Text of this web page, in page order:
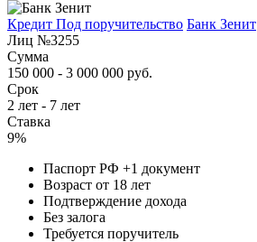
Кредит Под поручительство Банк Зенит
Лиц №3255
Сумма
150 000 - 3 000 000 руб.
Срок
2 лет - 7 лет
Ставка
9%
Паспорт РФ +1 документ
Возраст от 18 лет
Подтверждение дохода
Без залога
Требуется поручитель